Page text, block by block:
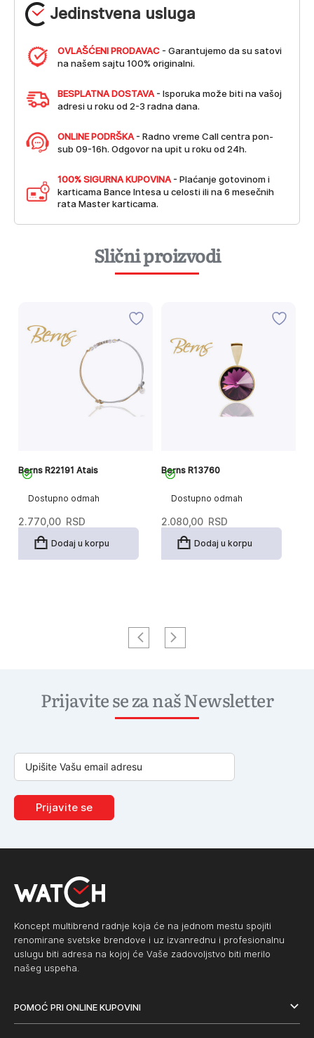
Jedinstvena usluga
OVLAŠĆENI PRODAVAC - Garantujemo da su satovi
na našem sajtu 100% originalni.
BESPLATNA DOSTAVA - Isporuka može biti na vašoj
adresi u roku od 2-3 radna dana.
ONLINE PODRŠKA - Radno vreme Call centra pon-
sub 09-16h. Odgovor na upit u roku od 24h.
100% SIGURNA KUPOVINA - Plaćanje gotovinom i
karticama Bance Intesa u celosti ili na 6 mesečnih
rata Master karticama.
Slični proizvodi
Dostupno odmah
Berns R22191 Atais
2.770,00 RSD
Dodaj u korpu
Dostupno odmah
Berns R13760
2.080,00 RSD
Dodaj u korpu
Prijavite se za naš Newsletter
Prijavite se
Koncept multibrend radnje koja će na jednom mestu spojiti
renomirane svetske brendove i uz izvanrednu i profesionalnu
uslugu biti adresa na kojoj će Vaše zadovoljstvo biti merilo
našeg uspeha.
POMOĆ PRI ONLINE KUPOVINI